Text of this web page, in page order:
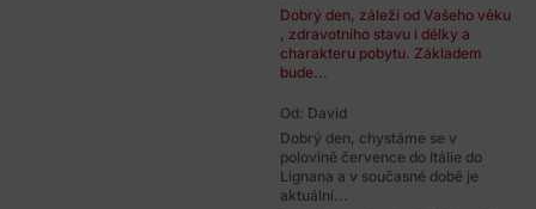
Dobrý den, záleží od Vašeho věku
, zdravotního stavu i délky a
charakteru pobytu. Základem
bude...
Od: David
Dobrý den, chystáme se v
polovině července do Itálie do
Lignana a v současné době je
aktuální...